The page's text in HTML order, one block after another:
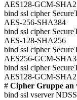
AES128-GCM-
bind ssl cipher
AES-256-SHA384
bind ssl cipher
AES-128-SHA256
bind ssl cipher
AES256-GCM-
bind ssl cipher
AES128-GCM-
# Cipher Gruppe an
bind ssl vserver